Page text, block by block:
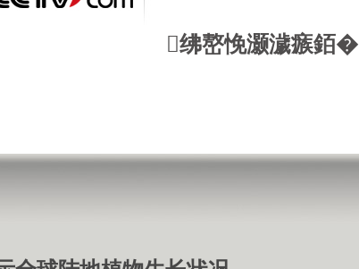
绋嶅悗灏濊瘯銆�